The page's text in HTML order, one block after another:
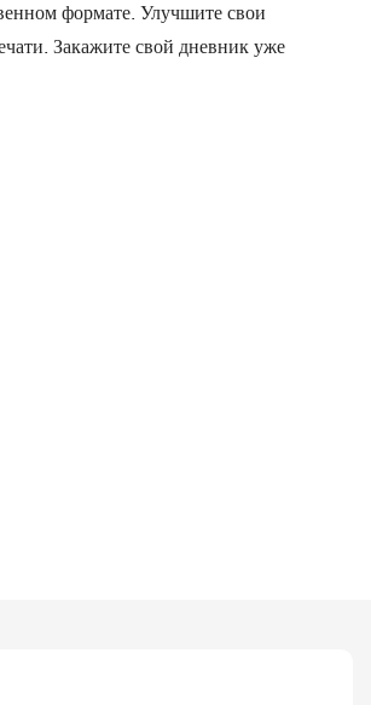
формате. Улучшите свои
​​Закажите свой дневник уже